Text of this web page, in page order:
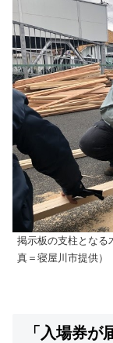
掲示板の支柱となる
真＝寝屋川市提供）
「入場券